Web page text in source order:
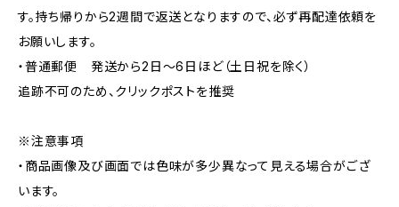
す。持ち帰りから2週間で返送となりますので、必ず再配達依頼を
お願いします。
・普通郵便 発送から2日〜6日ほど（土日祝を除く）
追跡不可のため、クリックポストを推奨
※注意事項
・商品画像及び画面では色味が多少異なって見える場合がござ
います。